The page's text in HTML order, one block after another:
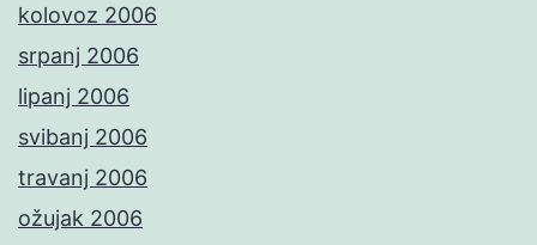
kolovoz 2006
srpanj 2006
lipanj 2006
svibanj 2006
travanj 2006
ožujak 2006